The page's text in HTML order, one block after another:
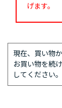
げます。
現在、買い物
お買い物を続
してください。